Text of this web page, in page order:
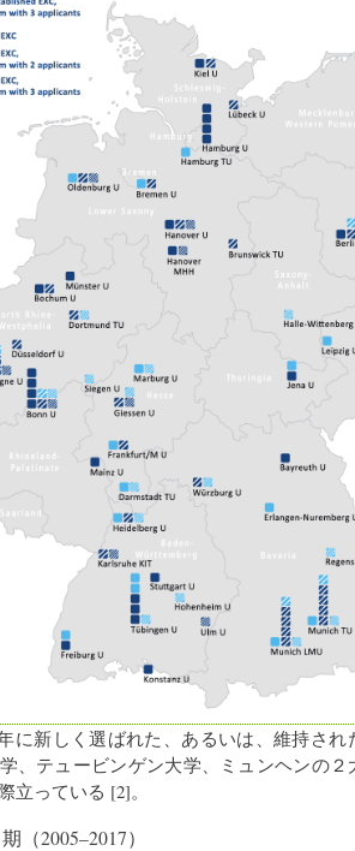
に新しく選ばれた、あるいは、維持され
、テュービンゲン大学、ミュンヘンの
立っている [2]。
（2005–2017）